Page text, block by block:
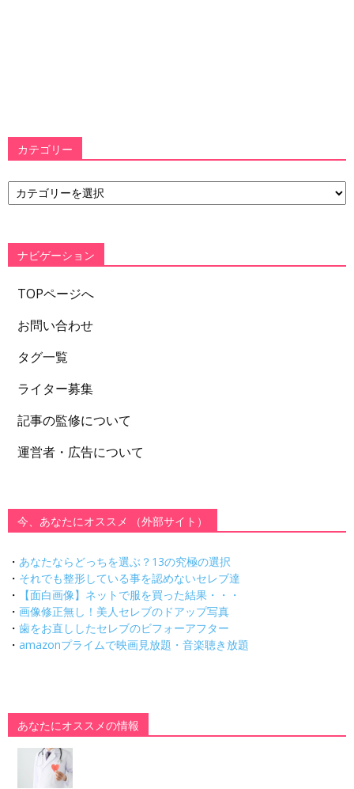
カテゴリー
カ
テ
ー
ナビゲーション
TOPページへ
お問い合わせ
タグ一覧
ライター募集
記事の監修について
運営者・広告について
今、あなたにオススメ （外部サイト）
・ あなたならどっちを選ぶ？13の究極の選択
・ それでも整形している事を認めないセレブ達
・
【面白画像】ネットで服を買った結果・・・
・ 画像修正無し！美人セレブのドアップ写真
・ 歯をお直ししたセレブのビフォーアフター
・ amazonプライムで映画見放題・音楽聴き放題
あなたにオススメの情報